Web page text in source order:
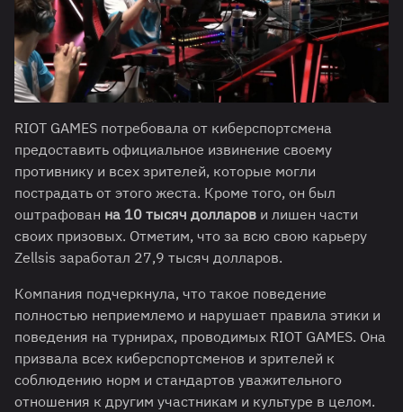
RIOT GAMES потребовала от киберспортсмена
предоставить официальное извинение своему
противнику и всех зрителей, которые могли
пострадать от этого жеста. Кроме того, он был
оштрафован на 10 тысяч долларов и лишен части
своих призовых. Отметим, что за всю свою карьеру
Zellsis заработал 27,9 тысяч долларов.
Компания подчеркнула, что такое поведение
полностью неприемлемо и нарушает правила этики и
поведения на турнирах, проводимых RIOT GAMES. Она
призвала всех киберспортсменов и зрителей к
соблюдению норм и стандартов уважительного
отношения к другим участникам и культуре в целом.